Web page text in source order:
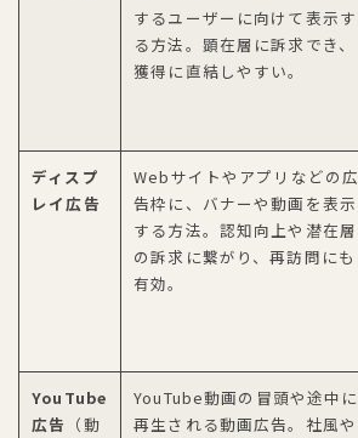
するユーザーに向けて表示す
る方法。顕在層に訴求でき、
獲得に直結しやすい。
ディスプ
レイ広告
Webサイトやアプリなどの広
告枠に、バナーや動画を表示
する方法。認知向上や潜在層
の訴求に繋がり、再訪問にも
有効。
YouTube
広告 （動
YouTube動画の冒頭や途中に
再生される動画広告。社風や